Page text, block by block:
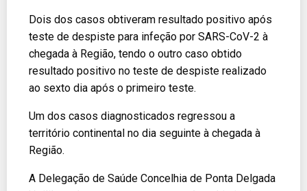
Dois dos casos obtiveram resultado positivo após
teste de despiste para infeção por SARS-CoV-2 à
chegada à Região, tendo o outro caso obtido
resultado positivo no teste de despiste realizado
ao sexto dia após o primeiro teste.
Um dos casos diagnosticados regressou a
território continental no dia seguinte à chegada à
Região.
A Delegação de Saúde Concelhia de Ponta Delgada